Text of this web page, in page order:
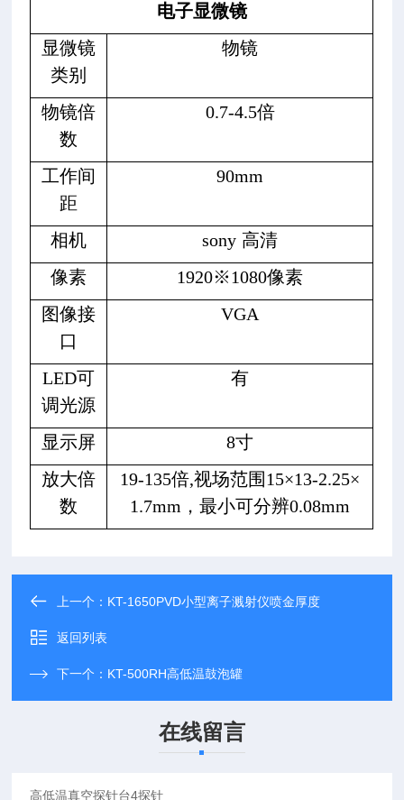
电子显微镜
显微镜
类别
物镜
物镜倍
数
0.7-4.5倍
工作间
距
90mm
相机 sony 高清
像素
1920※1080像素
图像接
口
VGA
LED可
调光源
有
显示屏
8寸
放大倍
数
19-135倍,视场范围15×13-2.25×
1.7mm，最小可分辨0.08mm
上一个： KT-1650PVD小型离子溅射仪喷金厚度
返回列表
下一个： KT-500RH高低温鼓泡罐
在线留言